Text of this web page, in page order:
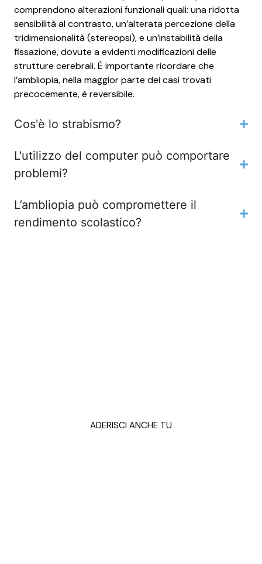
comprendono alterazioni funzionali quali: una ridotta
sensibilità al contrasto, un’alterata percezione della
tridimensionalità (stereopsi), e un’instabilità della
fissazione, dovute a evidenti modificazioni delle
strutture cerebrali. È importante ricordare che
l’ambliopia, nella maggior parte dei casi trovati
precocemente, è reversibile.
Cos'è lo strabismo?
L'utilizzo del computer può comportare
problemi?
L’ambliopia può compromettere il
rendimento scolastico?
ADERISCI ANCHE TU